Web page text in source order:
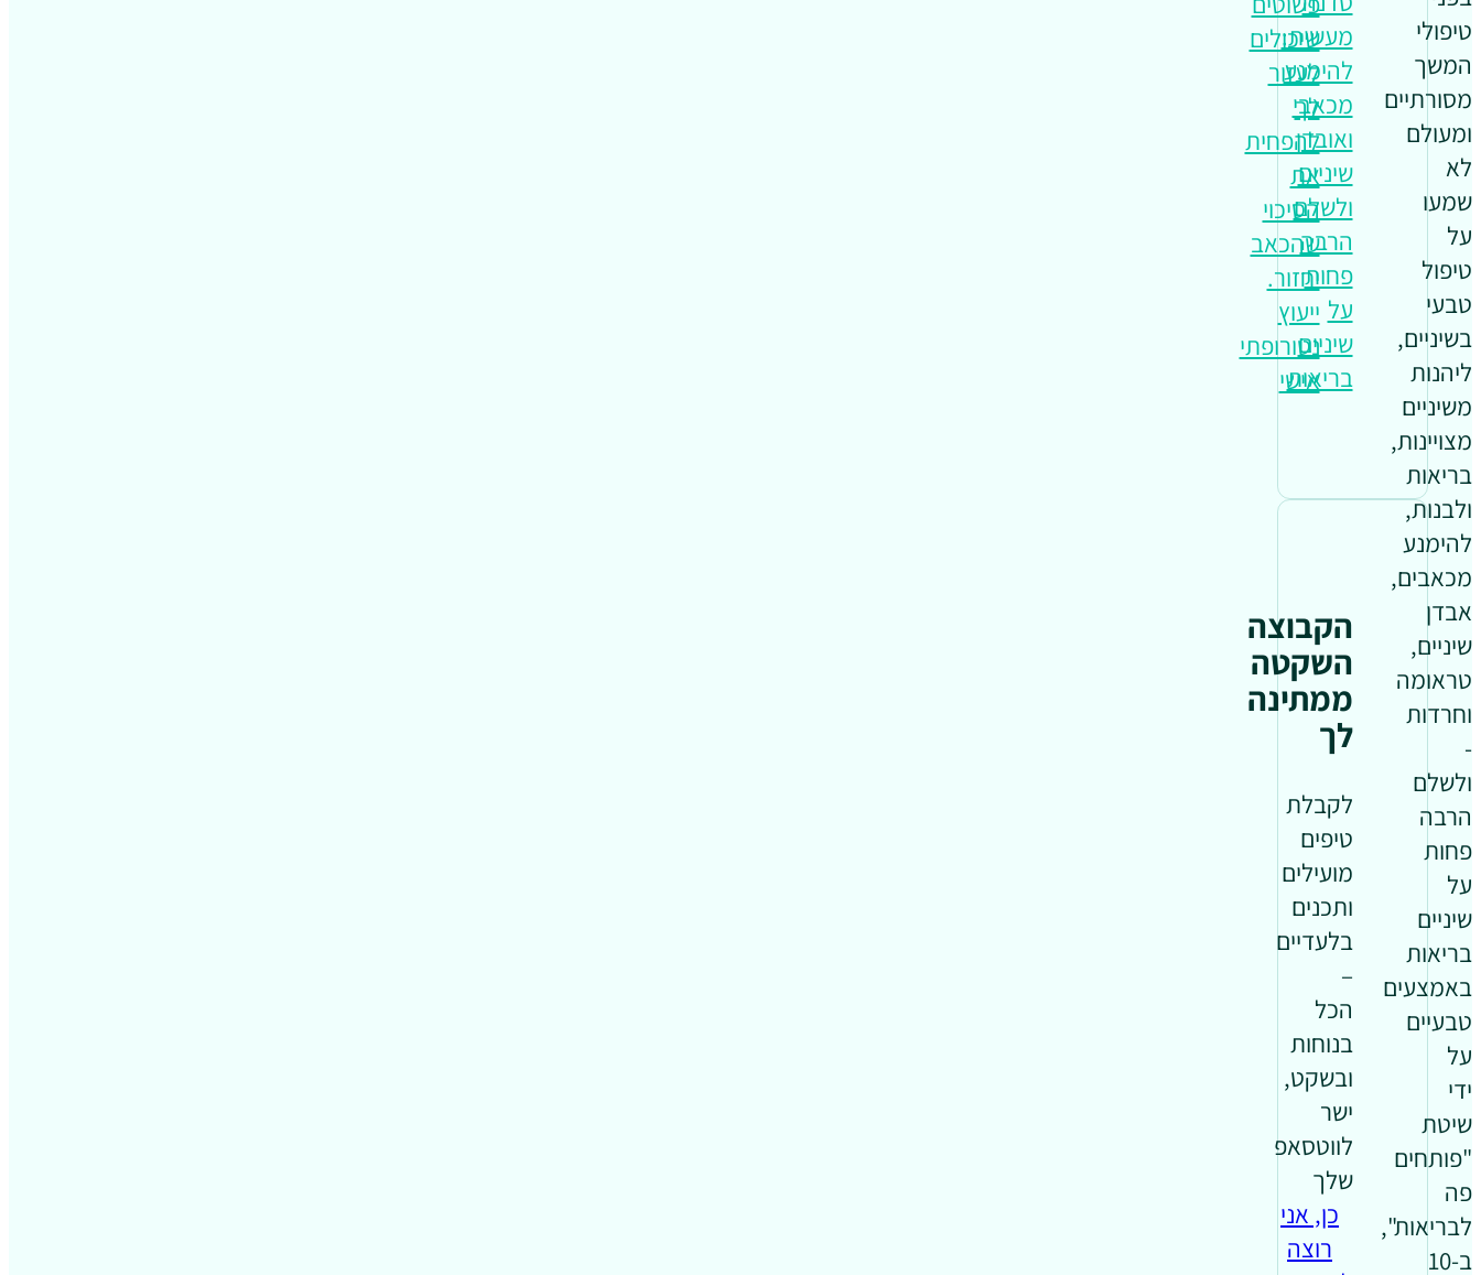
טיפולי
המשך
מסורתיים
ומעולם
לא
שמעו
על
טיפול
טבעי
בשיניים,
ליהנות
משיניים
מצויינות,
בריאות
ולבנות,
להימנע
מכאבים,
אבדן
שיניים,
טראומה
וחרדות
-
ולשלם
הרבה
פחות
על
שיניים
בריאות
באמצעים
טבעיים
על
ידי
שיטת
"פותחים
פה
לבריאות",
ב-10
מעשית:
להימנע
מכאבי
ואובדן
שיניים
ולשלם
הרבה
פחות
על
שיניים
בריאות
שיכולים
לעזור
לך
להפחית
את
הסיכוי
שהכאב
יחזור.
ייעוץ
נטורופתי
אישי
הקבוצה
השקטה
ממתינה
לך
לקבלת
טיפים
מועילים
ותכנים
בלעדיים
–
הכל
בנוחות
ובשקט,
ישר
לווטסאפ
שלך
כן, אני
רוצה